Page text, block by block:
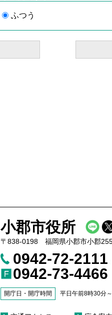
ふつう
小郡市役所
〒838-0198 福岡県小郡市小郡
0942-72-2111
0942-73-4466
開庁日・開庁時間 平日午前8時30分